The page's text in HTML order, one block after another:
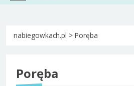
nabiegowkach.pl > Poręba
Poręba